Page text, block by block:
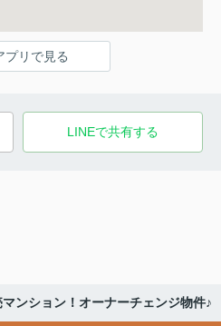
プリで見る
LINEで共有する
ンション！オーナーチェンジ物件♪